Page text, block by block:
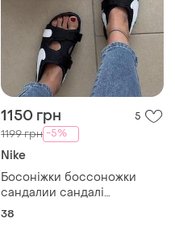
1150 грн 5
1199 грн -5%
Nike
Босоніжки боссоножки
сандалии сандалі
оригінальні nike
38